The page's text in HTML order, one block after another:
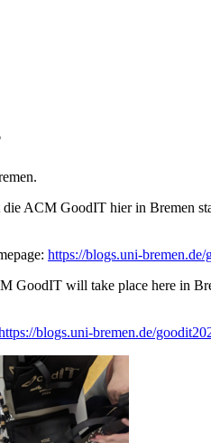
ACM GoodIT hier in Bremen
https://blogs.uni-bremen.de/
GoodIT will take place here in
blogs.uni-bremen.de/